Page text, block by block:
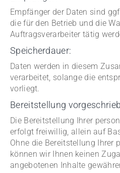
Empfänger der Daten sind
die für den Betrieb und die
Auftragsverarbeiter tätig
Speicherdauer:
Daten werden in diesem
verarbeitet, solange die
vorliegt.
Bereitstellung
Die Bereitstellung Ihrer
erfolgt freiwillig, allein auf
Ohne die Bereitstellung Ihrer
können wir Ihnen keinen
angebotenen Inhalte